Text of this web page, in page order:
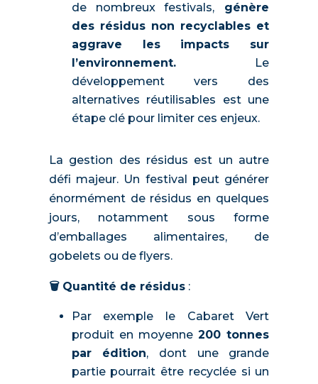
de nombreux festivals, génère
des résidus non recyclables et
aggrave les impacts sur
l’environnement.Le
développement vers des
alternatives réutilisables est une
étape clé pour limiter ces enjeux.
La gestion des résidus est un autre
défi majeur. Un festival peut générer
énormément de résidus en quelques
jours, notamment sous forme
d’emballages alimentaires, de
gobelets ou de flyers.
🗑️ Quantité de résidus:
Par exemple le Cabaret Vert
produit en moyenne200 tonnes
par édition, dont une grande
partie pourrait être recyclée si un